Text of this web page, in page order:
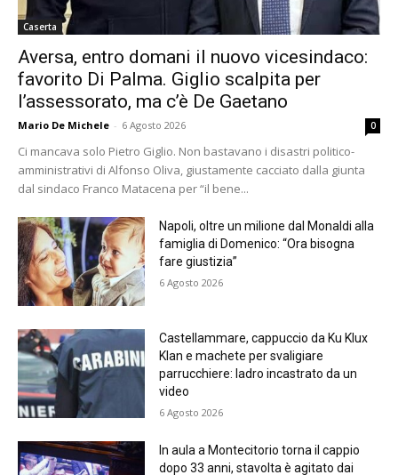
Caserta
Aversa, entro domani il nuovo vicesindaco:
favorito Di Palma. Giglio scalpita per
l’assessorato, ma c’è De Gaetano
Mario De Michele - 6 Agosto 2026 0
Ci mancava solo Pietro Giglio. Non bastavano i disastri politico-
amministrativi di Alfonso Oliva, giustamente cacciato dalla giunta
dal sindaco Franco Matacena per “il bene...
Napoli, oltre un milione dal Monaldi alla
famiglia di Domenico: “Ora bisogna
fare giustizia”
6 Agosto 2026
Castellammare, cappuccio da Ku Klux
Klan e machete per svaligiare
parrucchiere: ladro incastrato da un
video
6 Agosto 2026
In aula a Montecitorio torna il cappio
dopo 33 anni, stavolta è agitato dai